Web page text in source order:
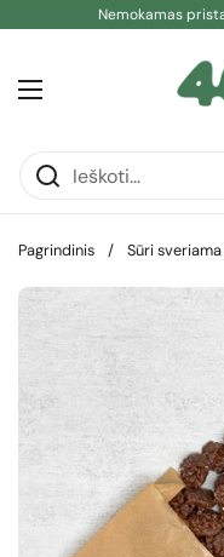
Pereiti prie turinio
Nemokamas
Atidaryti meniu
Pagrindinis / Sūri